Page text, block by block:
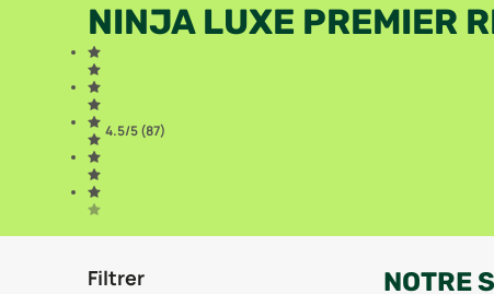
NINJA LUXE PREMIER
4.5/5 (87)
Filtrer NOTRE